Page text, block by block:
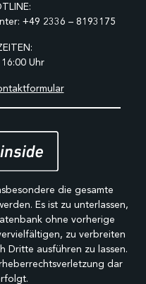
+49 2336 – 8193175
Uhr
die gesamte
Es ist zu unterlassen,
ohne vorherige
zu verbreiten
Dritte ausführen zu lassen.
dar